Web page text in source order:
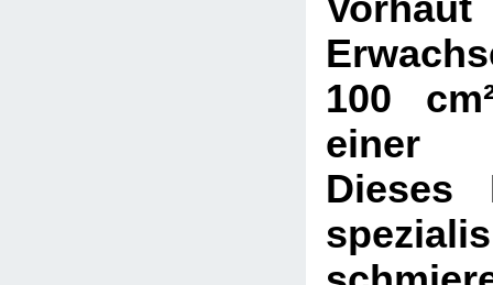
100
einer
Dieses